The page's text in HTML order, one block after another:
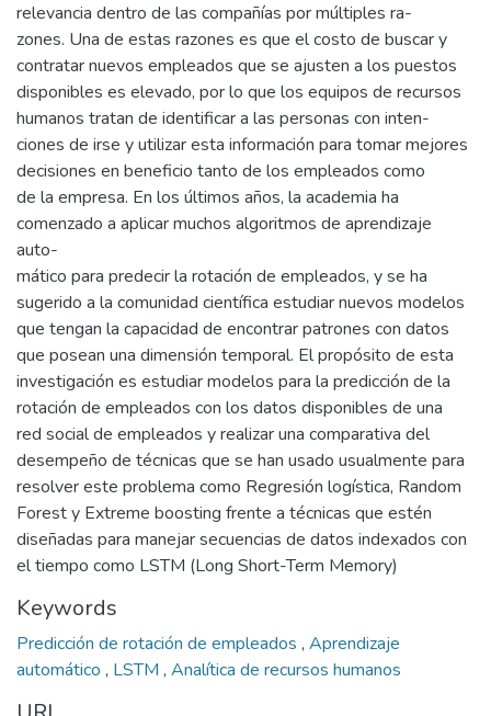
relevancia dentro de las compañías por múltiples ra-
zones. Una de estas razones es que el costo de buscar y
contratar nuevos empleados que se ajusten a los puestos
disponibles es elevado, por lo que los equipos de recursos
humanos tratan de identificar a las personas con inten-
ciones de irse y utilizar esta información para tomar mejores
decisiones en beneficio tanto de los empleados como
de la empresa. En los últimos años, la academia ha
comenzado a aplicar muchos algoritmos de aprendizaje
auto-
mático para predecir la rotación de empleados, y se ha
sugerido a la comunidad científica estudiar nuevos modelos
que tengan la capacidad de encontrar patrones con datos
que posean una dimensión temporal. El propósito de esta
investigación es estudiar modelos para la predicción de la
rotación de empleados con los datos disponibles de una
red social de empleados y realizar una comparativa del
desempeño de técnicas que se han usado usualmente para
resolver este problema como Regresión logística, Random
Forest y Extreme boosting frente a técnicas que estén
diseñadas para manejar secuencias de datos indexados con
el tiempo como LSTM (Long Short-Term Memory)
Keywords
Predicción de rotación de empleados , Aprendizaje
automático , LSTM , Analítica de recursos humanos